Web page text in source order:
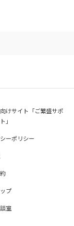
けサイト「ご繁盛サポ
」
ーポリシー
プ
室